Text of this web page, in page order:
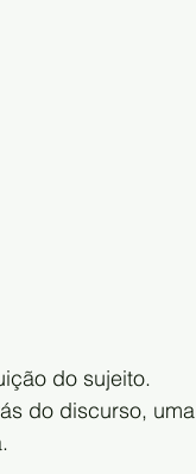
do sujeito.
do discurso, uma